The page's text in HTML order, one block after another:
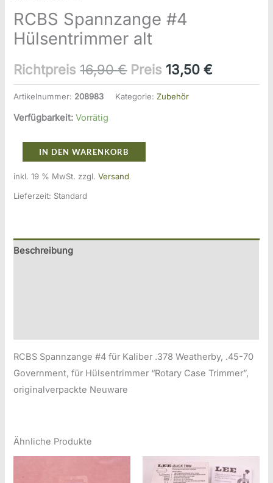
RCBS Spannzange #4
Hülsentrimmer alt
Richtpreis 16,90€ Ursprünglicher
Preis
16,90 €
Preis 13,50€
Artikelnummer: 208983 Kategorie:Zubehör
Verfügbarkeit: Vorrätig
#4
Hülsentrimmer
IN DEN WARENKORB
inkl. 19 % MwSt. zzgl.Versand
Lieferzeit: Standard
Beschreibung
RCBS Spannzange #4 für Kaliber .378 Weatherby, .45-70
Government, für Hülsentrimmer “Rotary Case Trimmer”,
originalverpackte Neuware
Ähnliche Produkte